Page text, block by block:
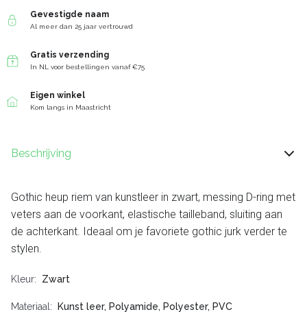
Gevestigde naam
Al meer dan 25 jaar vertrouwd
Gratis verzending
In NL voor bestellingen vanaf €75
Eigen winkel
Kom langs in Maastricht
Beschrijving
Gothic heup riem van kunstleer in zwart, messing D-ring met
veters aan de voorkant, elastische tailleband, sluiting aan
de achterkant. Ideaal om je favoriete gothic jurk verder te
stylen.
Kleur Zwart
Materiaal Kunst leer, Polyamide, Polyester, PVC